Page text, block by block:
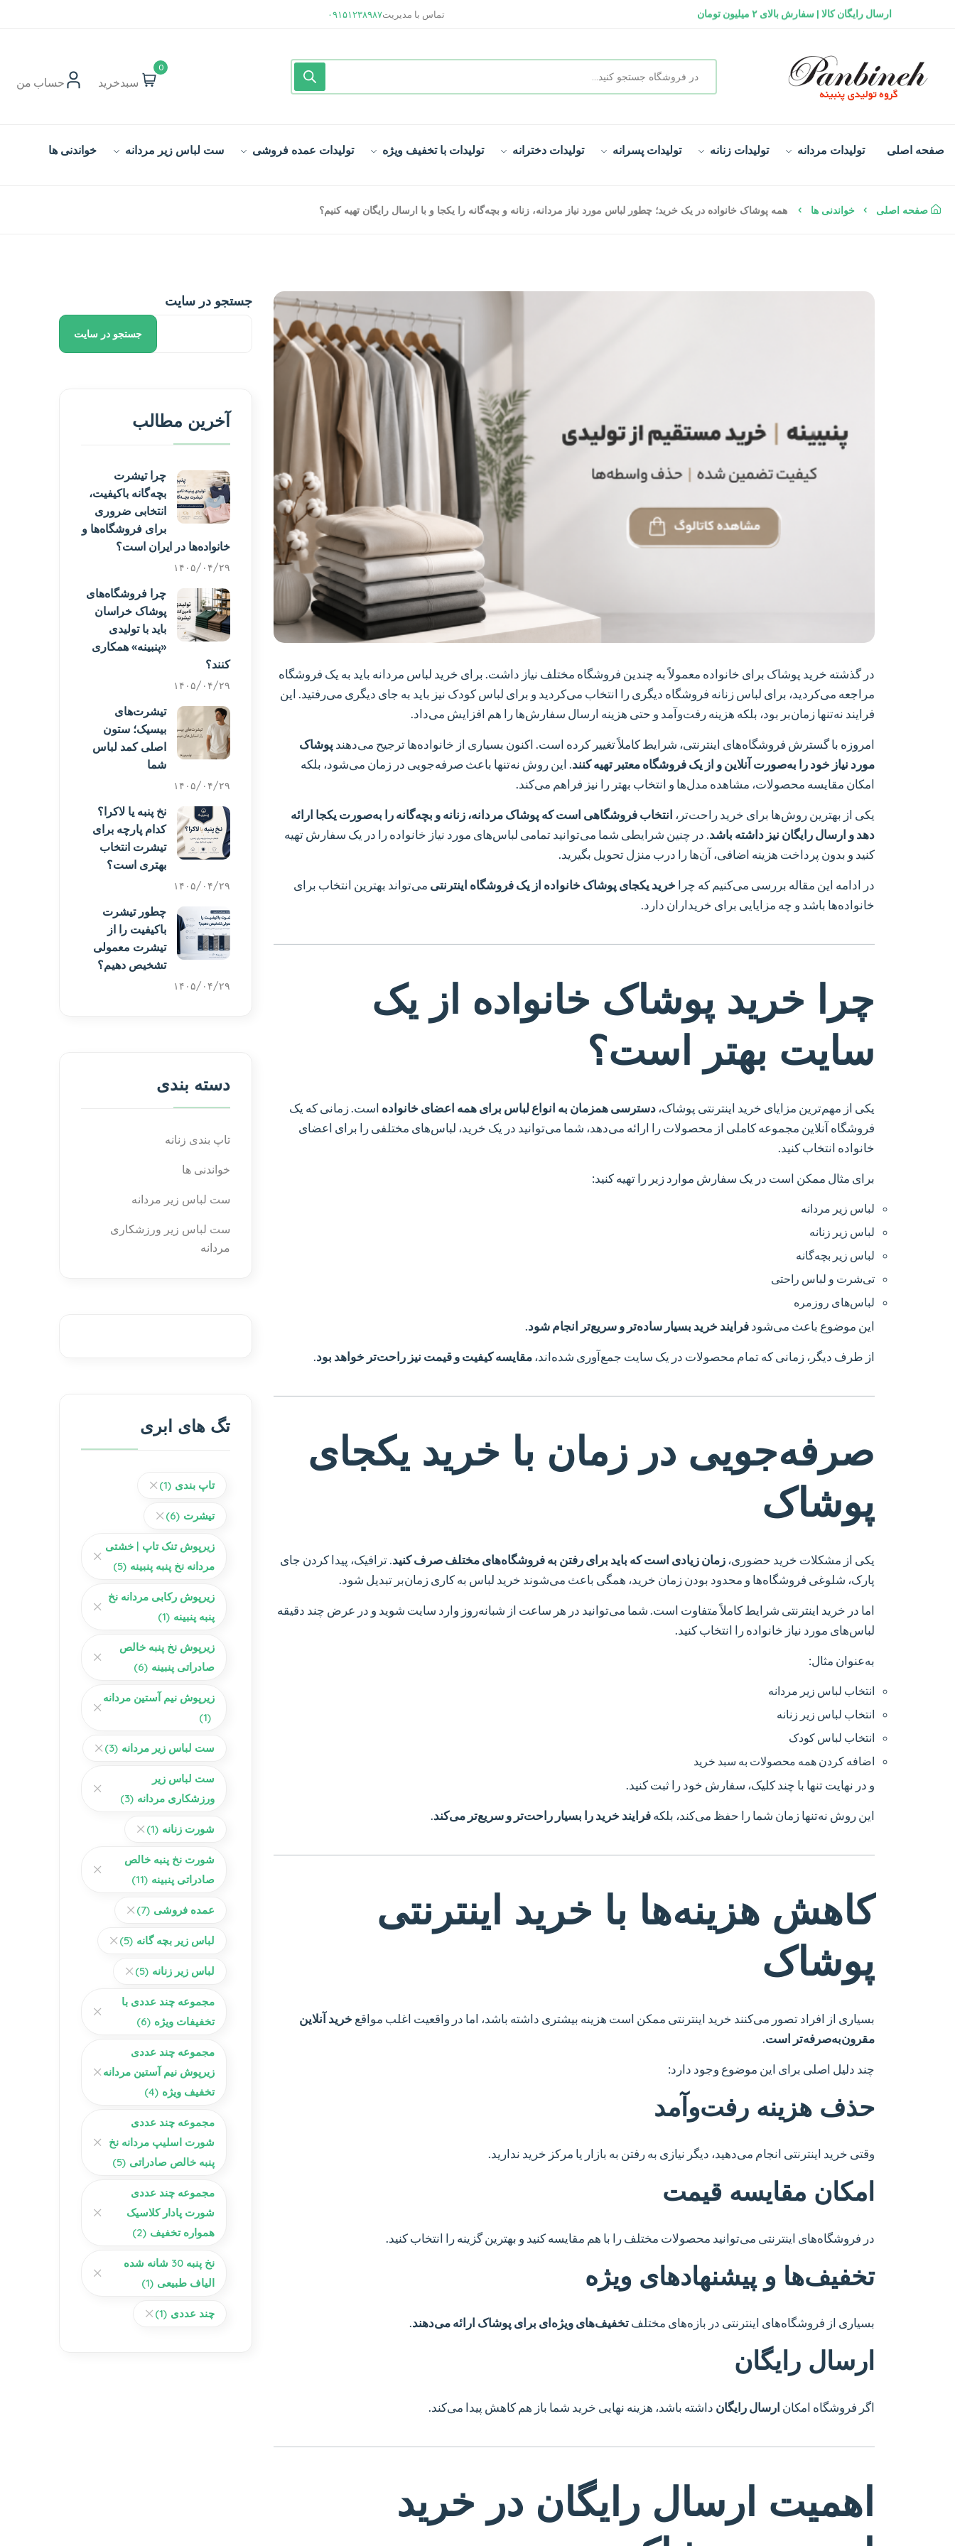
ارسال رایگان کالا | سفارش بالای ۲ میلیون تومان
تماس با مدیریت۰۹۱۵۱۲۳۸۹۸۷
0
سبدخرید حساب‌ من
صفحه اصلی تولیدات مردانه تولیدات زنانه تولیدات پسرانه تولیدات دخترانه تولیدات با تخفیف ویژه تولیدات عمده فروشی ست لباس زیر مردانه خواندنی ها
صفحه اصلی خواندنی ها همه پوشاک خانواده در یک خرید؛ چطور لباس مورد نیاز مردانه، زنانه و بچه‌گانه را یکجا و با ارسال رایگان تهیه کنیم؟
در گذشته خرید پوشاک برای خانواده معمولاً به چندین فروشگاه مختلف نیاز داشت. برای خرید لباس مردانه باید به یک فروشگاه
مراجعه می‌کردید، برای لباس زنانه فروشگاه دیگری را انتخاب می‌کردید و برای لباس کودک نیز باید به جای دیگری می‌رفتید. این
فرایند نه‌تنها زمان‌بر بود، بلکه هزینه رفت‌وآمد و حتی هزینه ارسال سفارش‌ها را هم افزایش می‌داد.
امروزه با گسترش فروشگاه‌های اینترنتی، شرایط کاملاً تغییر کرده است. اکنون بسیاری از خانواده‌ها ترجیح می‌دهند پوشاک
مورد نیاز خود را به‌صورت آنلاین و از یک فروشگاه معتبر تهیه کنند. این روش نه‌تنها باعث صرفه‌جویی در زمان می‌شود، بلکه
امکان مقایسه محصولات، مشاهده مدل‌ها و انتخاب بهتر را نیز فراهم می‌کند.
یکی از بهترین روش‌ها برای خرید راحت‌تر، انتخاب فروشگاهی است که پوشاک مردانه، زنانه و بچه‌گانه را به‌صورت یکجا ارائه
دهد و ارسال رایگان نیز داشته باشد. در چنین شرایطی شما می‌توانید تمامی لباس‌های مورد نیاز خانواده را در یک سفارش تهیه
کنید و بدون پرداخت هزینه اضافی، آن‌ها را درب منزل تحویل بگیرید.
در ادامه این مقاله بررسی می‌کنیم که چرا خرید یکجای پوشاک خانواده از یک فروشگاه اینترنتی می‌تواند بهترین انتخاب برای
خانواده‌ها باشد و چه مزایایی برای خریداران دارد.
چرا خرید پوشاک خانواده از یک
سایت بهتر است؟
یکی از مهم‌ترین مزایای خرید اینترنتی پوشاک،دسترسی همزمان به انواع لباس برای همه اعضای خانواده است. زمانی که یک
فروشگاه آنلاین مجموعه کاملی از محصولات را ارائه می‌دهد، شما می‌توانید در یک خرید، لباس‌های مختلفی را برای اعضای
خانواده انتخاب کنید.
برای مثال ممکن است در یک سفارش موارد زیر را تهیه کنید:
لباس زیر مردانه
لباس زیر زنانه
لباس زیر بچه‌گانه
تی‌شرت و لباس راحتی
لباس‌های روزمره
این موضوع باعث می‌شودفرایند خرید بسیار ساده‌تر و سریع‌تر انجام شود.
از طرف دیگر، زمانی که تمام محصولات در یک سایت جمع‌آوری شده‌اند،مقایسه کیفیت و قیمت نیز راحت‌تر خواهد بود.
صرفه‌جویی در زمان با خرید یکجای
پوشاک
یکی از مشکلات خرید حضوری،زمان زیادی است که باید برای رفتن به فروشگاه‌های مختلف صرف کنید. ترافیک، پیدا کردن جای
پارک، شلوغی فروشگاه‌ها و محدود بودن زمان خرید، همگی باعث می‌شوند خرید لباس به کاری زمان‌بر تبدیل شود.
اما در خرید اینترنتی شرایط کاملاً متفاوت است. شما می‌توانید در هر ساعت از شبانه‌روز وارد سایت شوید و در عرض چند دقیقه
لباس‌های مورد نیاز خانواده را انتخاب کنید.
به‌عنوان مثال:
انتخاب لباس زیر مردانه
انتخاب لباس زیر زنانه
انتخاب لباس کودک
اضافه کردن همه محصولات به سبد خرید
و در نهایت تنها با چند کلیک، سفارش خود را ثبت کنید.
این روش نه‌تنها زمان شما را حفظ می‌کند، بلکهفرایند خرید را بسیار راحت‌تر و سریع‌تر می‌کند.
کاهش هزینه‌ها با خرید اینترنتی
پوشاک
بسیاری از افراد تصور می‌کنند خرید اینترنتی ممکن است هزینه بیشتری داشته باشد، اما در واقعیت اغلب مواقع خرید آنلاین
مقرون‌به‌صرفه‌تر است.
چند دلیل اصلی برای این موضوع وجود دارد:
حذف هزینه رفت‌وآمد
وقتی خرید اینترنتی انجام می‌دهید، دیگر نیازی به رفتن به بازار یا مرکز خرید ندارید.
امکان مقایسه قیمت
در فروشگاه‌های اینترنتی می‌توانید محصولات مختلف را با هم مقایسه کنید و بهترین گزینه را انتخاب کنید.
تخفیف‌ها و پیشنهادهای ویژه
بسیاری از فروشگاه‌های اینترنتی در بازه‌های مختلفتخفیف‌های ویژه‌ای برای پوشاک ارائه می‌دهند.
ارسال رایگان
اگر فروشگاه امکان ارسال رایگان داشته باشد، هزینه نهایی خرید شما باز هم کاهش پیدا می‌کند.
اهمیت ارسال رایگان در خرید
جستجو در سایت
جستجو در سایت
آخرین مطالب
چرا تیشرت
بچه‌گانه باکیفیت،
انتخابی ضروری
برای فروشگاه‌ها و
خانواده‌ها در ایران است؟
۱۴۰۵/۰۴/۲۹
چرا فروشگاه‌های
پوشاک خراسان
باید با تولیدی
«پنبینه» همکاری
کنند؟
۱۴۰۵/۰۴/۲۹
تیشرت‌های
بیسیک؛ ستون
اصلی کمد لباس
شما
۱۴۰۵/۰۴/۲۹
نخ پنبه یا لاکرا؟
کدام پارچه برای
تیشرت انتخاب
بهتری است؟
۱۴۰۵/۰۴/۲۹
چطور تیشرت
باکیفیت را از
تیشرت معمولی
تشخیص دهیم؟
۱۴۰۵/۰۴/۲۹
دسته بندی
تاپ بندی زنانه
خواندنی ها
ست لباس زیر مردانه
ست لباس زیر ورزشکاری
مردانه
تگ های ابری
تاپ بندی (1)
تیشرت (6)
زیرپوش تنک تاپ | خشتی
مردانه نخ پنبه پنبینه (5)
زیرپوش رکابی مردانه نخ
پنبه پنبینه (1)
زیرپوش نخ پنبه خالص
صادراتی پنبینه (6)
زیرپوش نیم آستین مردانه
(1)
ست لباس زیر مردانه (3)
ست لباس زیر
ورزشکاری مردانه (3)
شورت زنانه (1)
شورت نخ پنبه خالص
صادراتی پنبینه (11)
عمده فروشی (7)
لباس زیر بچه گانه (5)
لباس زیر زنانه (5)
مجموعه چند عددی با
تخفیفات ویژه (6)
مجموعه چند عددی
زیرپوش نیم آستین مردانه
تخفیف ویژه (4)
مجموعه چند عددی
شورت اسلیپ مردانه نخ
پنبه خالص صادراتی (5)
مجموعه چند عددی
شورت پادار کلاسیک
همواره تخفیف (2)
نخ پنبه 30 شانه شده
الیاف طبیعی (1)
چند عددی (1)